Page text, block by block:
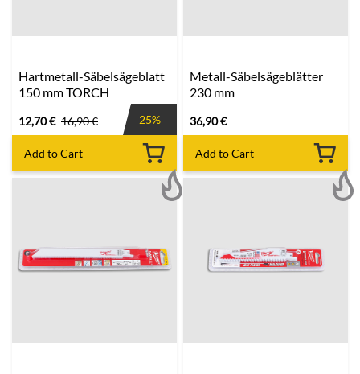
Hartmetall-Säbelsägeblatt
150 mm TORCH
12,70€ 16,90€ 25%
Add to Cart
Metall-Säbelsägeblätter
230 mm
36,90€
Add to Cart